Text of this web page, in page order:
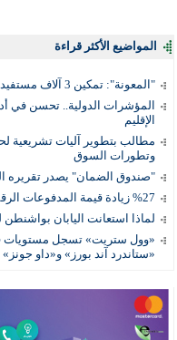
المواضيع الأكثر قراءة
"المعونة": تمكين 3 آلاف مستفيد من الاستقرار بالعمل
المؤشرات الدولية.. تحسن في
الإقليم
مطالب بتطوير آليات تشريعية
وتطورات السوق
"صندوق الضمان" يصدر تقريره
%27 زيادة قيمة المدفوعات الرقمية
لماذا استعانت اليابان بواشنطن
«وول ستريت» تسجل مستويات
«ستاندرد آند بورز» و«داو جونز»